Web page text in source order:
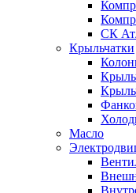
СК
Крыльчатки
Масло